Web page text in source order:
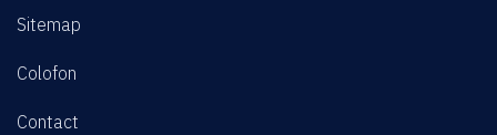
Sitemap
Colofon
Contact